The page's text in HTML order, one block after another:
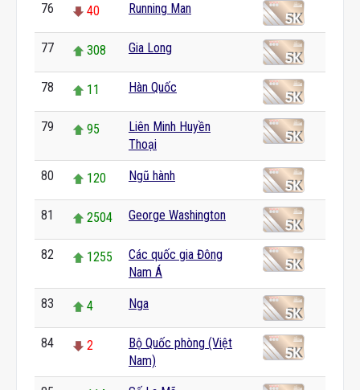
76 40 Running Man
77 308 Gia Long
78 11 Hàn Quốc
79 95
Liên Minh Huyền
Thoại
80 120 Ngũ hành
81 2504 George Washington
82 1255
Các quốc gia Đông
Nam Á
83 4 Nga
84 2
Bộ Quốc phòng (Việt
Nam)